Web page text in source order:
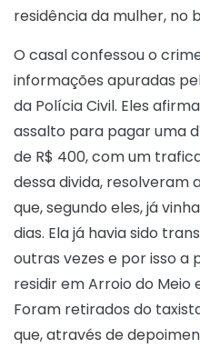
residência da mulher, no
O casal confessou o
informações apuradas
da Polícia Civil. Eles
assalto para pagar uma
de R$ 400, com um
dessa divida, resolveram
que, segundo eles, já
dias. Ela já havia sido
outras vezes e por isso a
residir em Arroio do Meio
Foram retirados do
que, através de